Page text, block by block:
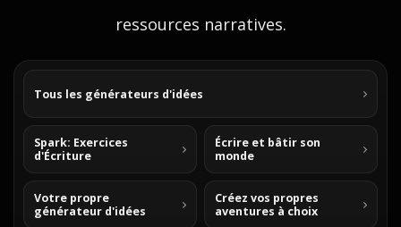
ressources narratives.
Tous les générateurs d'idées
Spark: Exercices
d'Écriture
Écrire et bâtir son
monde
Votre propre
générateur d'idées
Créez vos propres
aventures à choix